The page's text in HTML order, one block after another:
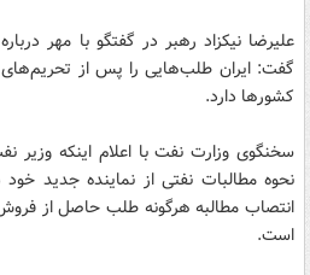
علیرضا نیکزاد رهبر در گفتگو با مهر
گفت: ایران طلب‌هایی را پس از
کشورها دارد.
سخنگوی وزارت نفت با اعلام اینکه وزیر
نحوه مطالبات نفتی از نماینده جدید
انتصاب مطالبه هرگونه طلب حاصل از
است.